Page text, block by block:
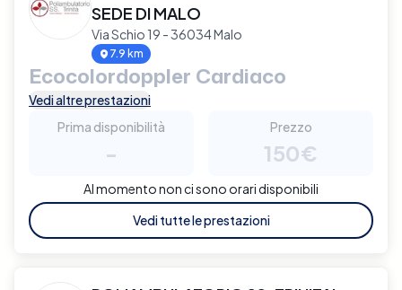
SEDE DI MALO
Via Schio 19 - 36034 Malo
7.9 km
Ecocolordoppler Cardiaco
Vedi altre prestazioni
Prima disponibilità
-
Prezzo
150€
Al momento non ci sono orari disponibili
Vedi tutte le prestazioni